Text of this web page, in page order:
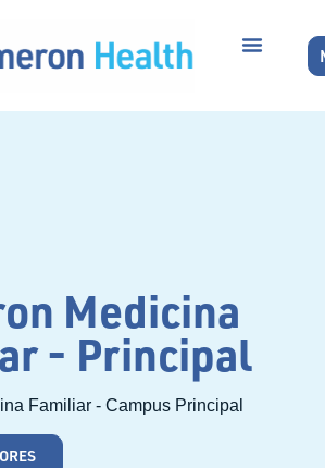
Medicina
- Principal
Familiar - Campus Principal